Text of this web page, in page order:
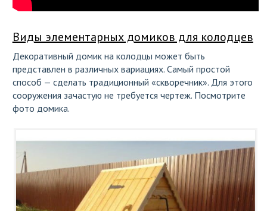
Виды элементарных домиков для колодцев
Декоративный домик на колодцы может быть
представлен в различных вариациях. Самый простой
способ — сделать традиционный «скворечник». Для этого
сооружения зачастую не требуется чертеж. Посмотрите
фото домика.